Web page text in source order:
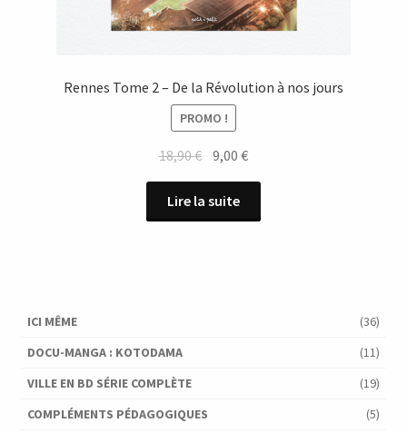
Rennes Tome 2 – De la Révolution à nos jours
PROMO !
18,90€ Le
initial
était :
9,00€Le
est :
Lire la suite
ICI MÊME
(36)
DOCU-MANGA : KOTODAMA
(11)
VILLE EN BD SÉRIE COMPLÈTE
(19)
COMPLÉMENTS PÉDAGOGIQUES
(5)